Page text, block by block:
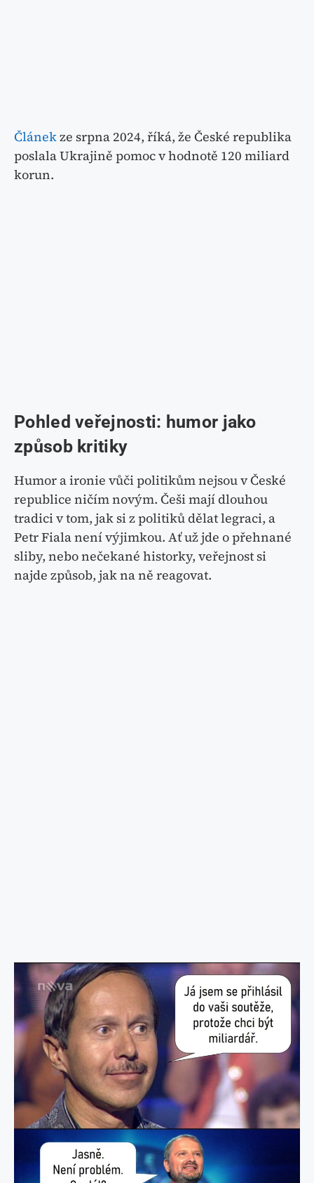
Článekze srpna 2024, říká, že České republika
poslala Ukrajině pomoc v hodnotě 120 miliard
korun.
Pohled veřejnosti: humor jako
způsob kritiky
Humor a ironie vůči politikům nejsou v České
republice ničím novým. Češi mají dlouhou
tradici v tom, jak si z politiků dělat legraci, a
Petr Fiala není výjimkou. Ať už jde o přehnané
sliby, nebo nečekané historky, veřejnost si
najde způsob, jak na ně reagovat.